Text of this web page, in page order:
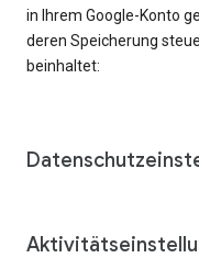
in Ihrem Google-Konto
deren Speicherung
beinhaltet: